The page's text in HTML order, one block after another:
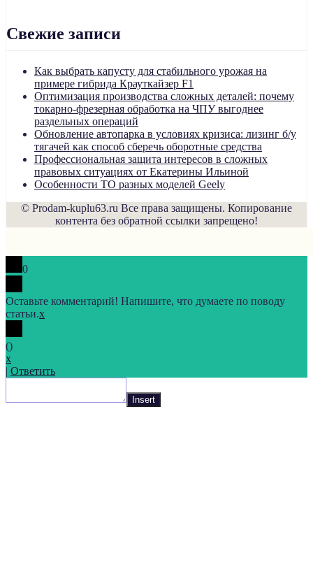
Свежие записи
Как выбрать капусту для стабильного урожая на
примере гибрида Крауткайзер F1
Оптимизация производства сложных деталей: почему
токарно-фрезерная обработка на ЧПУ выгоднее
раздельных операций
Обновление автопарка в условиях кризиса: лизинг б/у
тягачей как способ сберечь оборотные средства
Профессиональная защита интересов в сложных
правовых ситуациях от Екатерины Ильиной
Особенности ТО разных моделей Geely
© Prodam-kuplu63.ru Все права защищены. Копирование
контента без обратной ссылки запрещено!
0
Оставьте комментарий! Напишите, что думаете по поводу
статьи.x
()
x
| Ответить
Insert